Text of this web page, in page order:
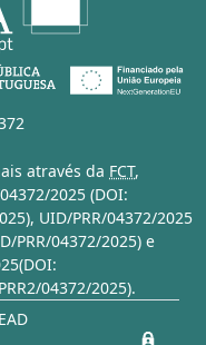
através da FCT,
2025 (DOI:
, UID/PRR/04372/2025
PRR/04372/2025)e
04372/2025).